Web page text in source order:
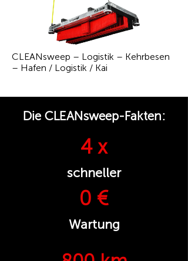
CLEANsweep – Logistik – Kehrbesen
– Hafen / Logistik / Kai
Die CLEANsweep-Fakten:
4 x
schneller
0 €
Wartung